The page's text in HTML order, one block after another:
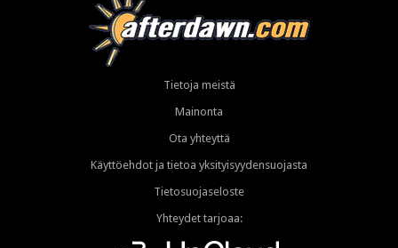
Tietoja meistä
Mainonta
Ota yhteyttä
Käyttöehdot ja tietoa yksityisyydensuojasta
Tietosuojaseloste
Yhteydet tarjoaa: